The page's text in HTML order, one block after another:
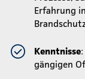
Erfahrung
Kenntnisse
gängigen